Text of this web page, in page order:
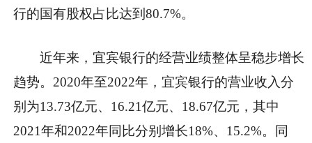
行的国有股权占比达到80.7%。
近年来，宜宾银行的经营业绩整体呈稳步增长
趋势。2020年至2022年，宜宾银行的营业收入分
别为13.73亿元、16.21亿元、18.67亿元，其中
2021年和2022年同比分别增长18%、15.2%。同